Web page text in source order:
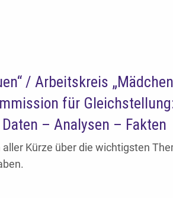
/ Arbeitskreis
für
– Analysen – Fakten
Kürze über die wichtigsten